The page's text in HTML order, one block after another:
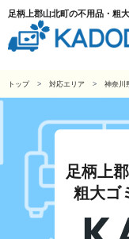
足柄上郡山北町の不用品・粗
トップ 対応エリア 神奈川
足柄上
粗大ゴ